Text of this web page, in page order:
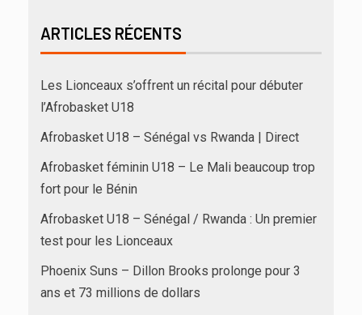
ARTICLES RÉCENTS
Les Lionceaux s’offrent un récital pour débuter
l’Afrobasket U18
Afrobasket U18 – Sénégal vs Rwanda | Direct
Afrobasket féminin U18 – Le Mali beaucoup trop
fort pour le Bénin
Afrobasket U18 – Sénégal / Rwanda : Un premier
test pour les Lionceaux
Phoenix Suns – Dillon Brooks prolonge pour 3
ans et 73 millions de dollars